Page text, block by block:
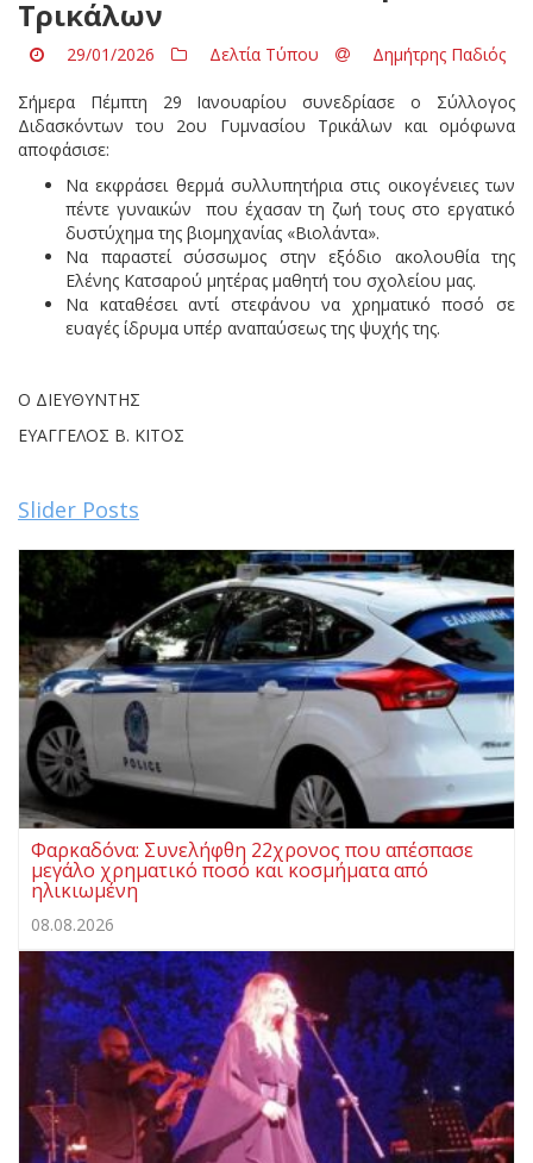
Τρικάλων
29/01/2026 Δελτία Τύπου Δημήτρης Παδιός
Σήμερα Πέμπτη 29 Ιανουαρίου συνεδρίασε ο Σύλλογος
Διδασκόντων του 2ου Γυμνασίου Τρικάλων και ομόφωνα
αποφάσισε:
Να εκφράσει θερμά συλλυπητήρια στις οικογένειες των
πέντε γυναικών που έχασαν τη ζωή τους στο εργατικό
δυστύχημα της βιομηχανίας «Βιολάντα».
Να παραστεί σύσσωμος στην εξόδιο ακολουθία της
Ελένης Κατσαρού μητέρας μαθητή του σχολείου μας.
Να καταθέσει αντί στεφάνου να χρηματικό ποσό σε
ευαγές ίδρυμα υπέρ αναπαύσεως της ψυχής της.
Ο ΔΙΕΥΘΥΝΤΗΣ
ΕΥΑΓΓΕΛΟΣ Β. ΚΙΤΟΣ
Slider Posts
Φαρκαδόνα: Συνελήφθη 22χρονος που απέσπασε
μεγάλο χρηματικό ποσό και κοσμήματα από
ηλικιωμένη
08.08.2026